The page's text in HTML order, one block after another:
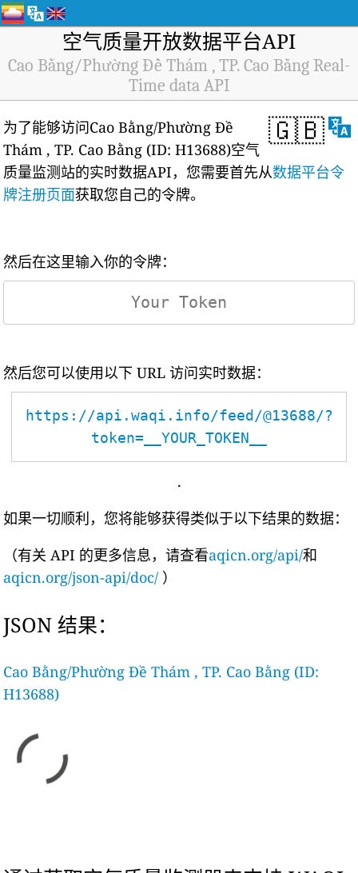
空气质量开放数据平台API
Cao Bằng/Phường Đề Thám , TP. Cao Bằng Real-
Time data API
🇬🇧
为了能够访问Cao Bằng/Phường Đề
Thám , TP. Cao Bằng (ID: H13688)空气
质量监测站的实时数据API，您需要首先从数据平台令
牌注册页面获取您自己的令牌。
然后在这里输入你的令牌：
然后您可以使用以下 URL 访问实时数据：
https://api.waqi.info/feed/@13688/?
token=__YOUR_TOKEN__
.
如果一切顺利，您将能够获得类似于以下结果的数据：
（有关 API 的更多信息，请查看aqicn.org/api/和
aqicn.org/json-api/doc/ ）
JSON 结果：
Cao Bằng/Phường Đề Thám , TP. Cao Bằng (ID:
H13688)